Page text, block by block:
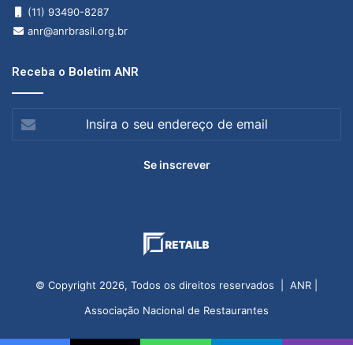
(11) 93490-8287
anr@anrbrasil.org.br
Receba o Boletim ANR
© Copyright 2026, Todos os direitos reservados | ANR |
Associação Nacional de Restaurantes